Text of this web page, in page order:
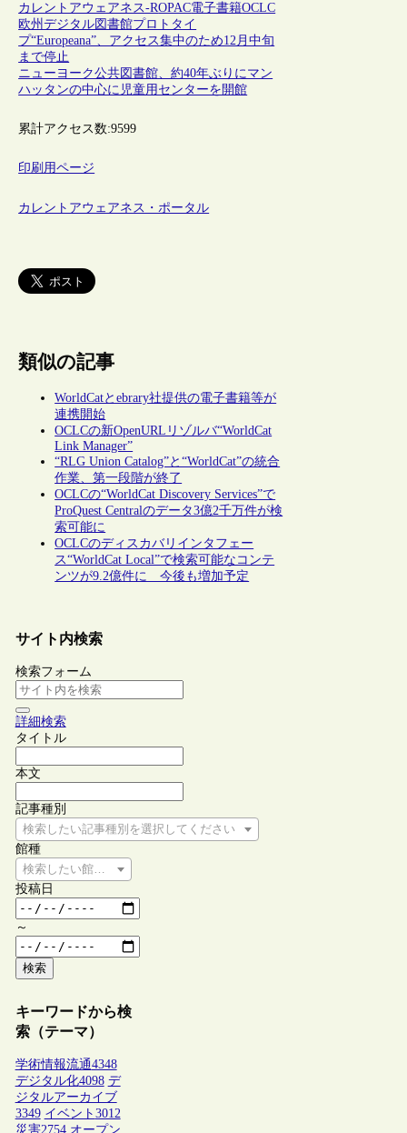
カレントアウェアネス-ROPAC電子書籍OCLC
欧州デジタル図書館プロトタイ
プ“Europeana”、アクセス集中のため12月中旬
まで停止
ニューヨーク公共図書館、約40年ぶりにマン
ハッタンの中心に児童用センターを開館
累計アクセス数:9599
印刷用ページ
カレントアウェアネス・ポータル
類似の記事
WorldCatとebrary社提供の電子書籍等が
連携開始
OCLCの新OpenURLリゾルバ“WorldCat
Link Manager”
“RLG Union Catalog”と“WorldCat”の統合
作業、第一段階が終了
OCLCの“WorldCat Discovery Services”で
ProQuest Centralのデータ3億2千万件が検
索可能に
OCLCのディスカバリインタフェー
ス“WorldCat Local”で検索可能なコンテ
ンツが9.2億件に 今後も増加予定
サイト内検索
検索フォーム
詳細検索
タイトル
本文
記事種別
検索したい記事種別を選択してください
館種
検索したい館種を選択してください
投稿日
～
検索
キーワードから検
索（テーマ）
学術情報流通4348
デジタル化4098 デ
ジタルアーカイブ
3349 イベント 3012
災害2754 オープン